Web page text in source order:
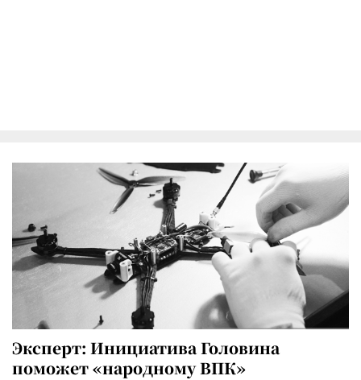
Эксперт: Инициатива Головина
поможет «народному ВПК»